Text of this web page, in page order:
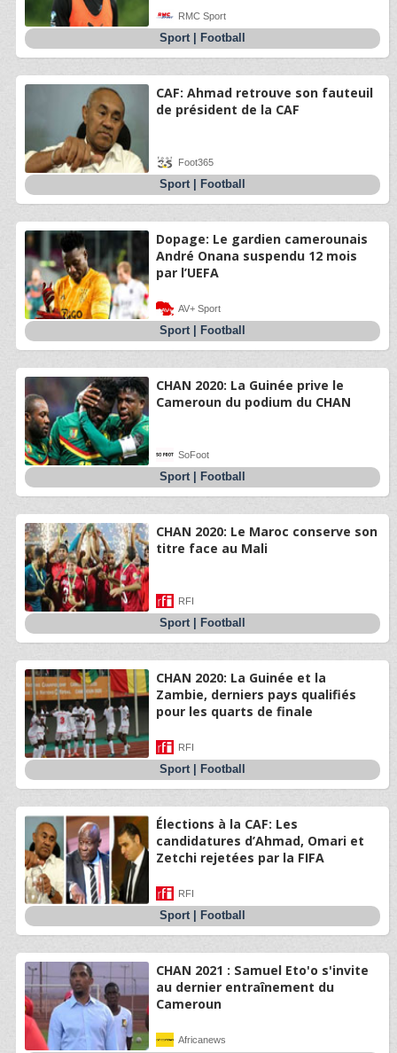
RMC Sport
Sport| Football
CAF: Ahmad retrouve son fauteuil
de président de la CAF
Foot365
Sport| Football
Dopage: Le gardien camerounais
André Onana suspendu 12 mois
par l’UEFA
AV+ Sport
Sport| Football
CHAN 2020: La Guinée prive le
Cameroun du podium du CHAN
SoFoot
Sport| Football
CHAN 2020: Le Maroc conserve son
titre face au Mali
RFI
Sport| Football
CHAN 2020: La Guinée et la
Zambie, derniers pays qualifiés
pour les quarts de finale
RFI
Sport| Football
Élections à la CAF: Les
candidatures d’Ahmad, Omari et
Zetchi rejetées par la FIFA
RFI
Sport| Football
CHAN 2021 : Samuel Eto'o s'invite
au dernier entraînement du
Cameroun
Africanews